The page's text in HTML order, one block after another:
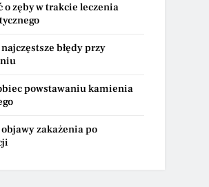
o zęby w trakcie leczenia
błędy przy
powstawaniu kamienia
objawy zakażenia po